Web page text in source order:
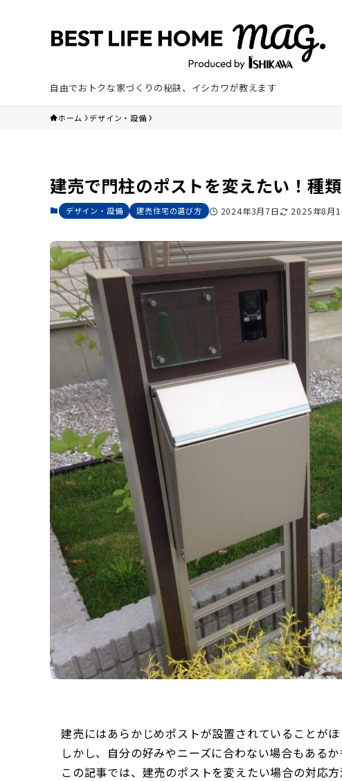
自由でおトクな家づくりの秘訣、イシカワが教えます
ホーム デザイン・設備
建売で門柱のポストを変えたい！種
デザイン・設備 建売住宅の選び方 2024年3月7日 2025年8月
建売にはあらかじめポストが設置されていることがほ
しかし、自分の好みやニーズに合わない場合もあるか
この記事では、建売のポストを変えたい場合の対応